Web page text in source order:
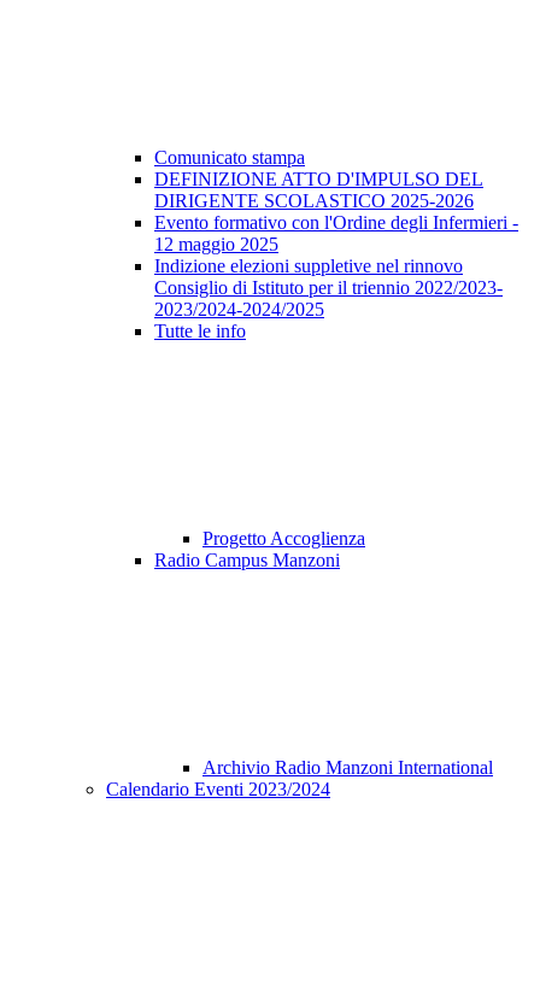
Comunicato stampa
DEFINIZIONE ATTO D'IMPULSO DEL
DIRIGENTE SCOLASTICO 2025-2026
Evento formativo con l'Ordine degli Infermieri -
12 maggio 2025
Indizione elezioni suppletive nel rinnovo
Consiglio di Istituto per il triennio 2022/2023-
2023/2024-2024/2025
Tutte le info
Progetto Accoglienza
Radio Campus Manzoni
Archivio Radio Manzoni International
Calendario Eventi 2023/2024